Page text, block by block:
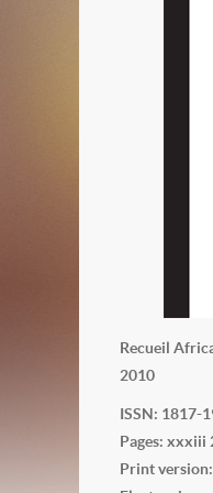
Recueil
2010
ISSN: 1817-
Pages: xxxiii
Print